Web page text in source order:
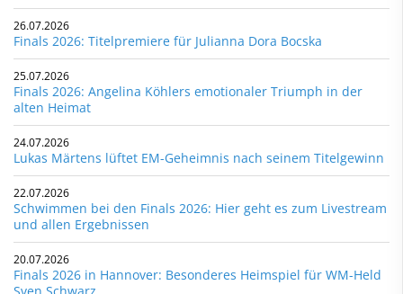
26.07.2026
Finals 2026: Titelpremiere für Julianna Dora Bocska
25.07.2026
Finals 2026: Angelina Köhlers emotionaler Triumph in der
alten Heimat
24.07.2026
Lukas Märtens lüftet EM-Geheimnis nach seinem Titelgewinn
22.07.2026
Schwimmen bei den Finals 2026: Hier geht es zum Livestream
und allen Ergebnissen
20.07.2026
Finals 2026 in Hannover: Besonderes Heimspiel für WM-Held
Sven Schwarz